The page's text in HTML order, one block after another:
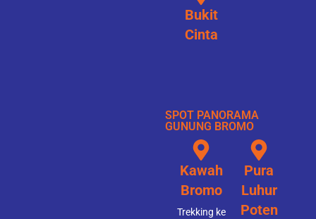
Bukit
Cinta
SPOT PANORAMA
GUNUNG BROMO
Kawah
Bromo
Trekking ke
Pura
Luhur
Poten